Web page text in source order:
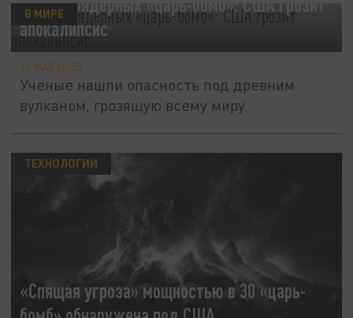
апокалипсис
В МИРЕ
10 МАЯ 20:55
Ученые нашли опасность под древним
вулканом, грозящую всему миру.
«Спящая угроза» мощностью в 30 «царь-
ТЕХНОЛОГИИ